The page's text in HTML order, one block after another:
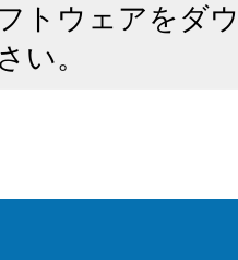
トウェアをダ
い。